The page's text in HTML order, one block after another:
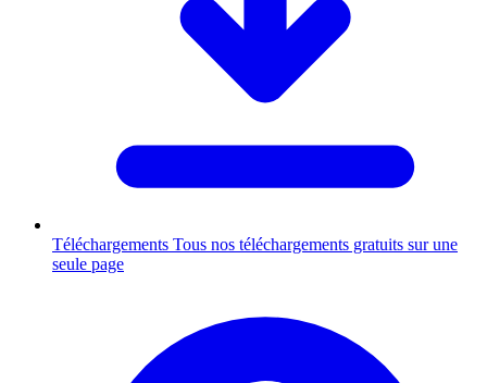
Téléchargements Tous nos téléchargements gratuits sur une
seule page